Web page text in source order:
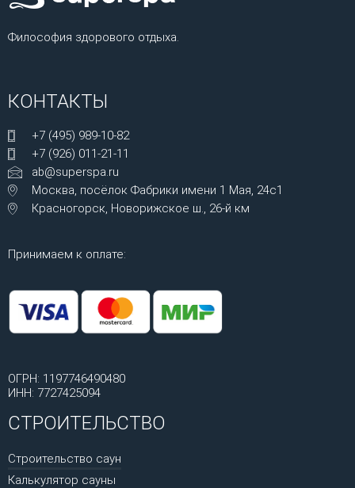
Философия здорового отдыха.
КОНТАКТЫ
+7 (495) 989-10-82
+7 (926) 011-21-11
ab@superspa.ru
Москва, посёлок Фабрики имени 1 Мая, 24с1
Красногорск, Новорижское ш., 26-й км
Принимаем к оплате:
ОГРН: 1197746490480
ИНН: 7727425094
СТРОИТЕЛЬСТВО
Строительство саун
Калькулятор сауны